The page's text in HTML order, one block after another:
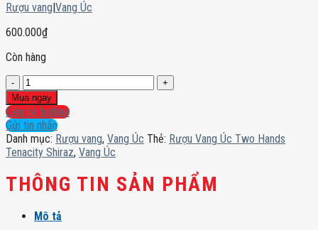
Rượu vang|Vang Úc
600.000₫
Còn hàng
Rượu
Vang
Úc
Two
Hands
Tenacity
Shiraz
số
lượng
Mua ngay
Liên hệ hotline
Gửi tin nhắn
Danh mục: Rượu vang, Vang Úc Thẻ: Rượu Vang Úc Two Hands
Tenacity Shiraz, Vang Úc
THÔNG TIN SẢN PHẨM
Mô tả